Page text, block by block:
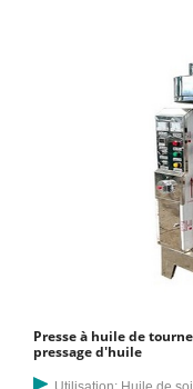
Presse à huile de
pressage d'huile